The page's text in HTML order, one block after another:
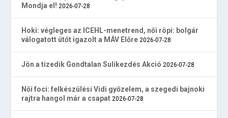
Mondja el! 2026-07-28
Hoki: végleges az ICEHL-menetrend, női röpi: bolgár
válogatott ütőt igazolt a MÁV Előre 2026-07-28
Jön a tizedik Gondtalan Sulikezdés Akció 2026-07-28
Női foci: felkészülési Vidi győzelem, a szegedi bajnoki
rajtra hangol már a csapat 2026-07-28